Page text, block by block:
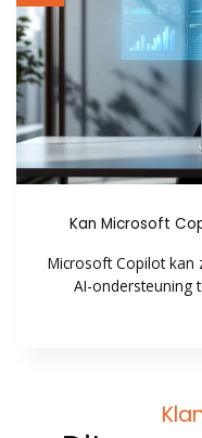
Kan Microsoft
Microsoft Copilot kan
AI-ondersteuning